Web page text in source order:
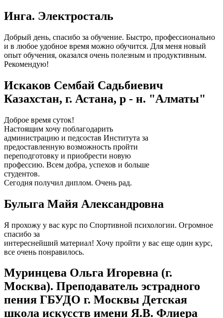
Инга. Электросталь
Добрый день, спасибо за обучение. Быстро, профессионально
и в любое удобное время можно обучится. Для меня новый
опыт обучения, оказался очень полезным и продуктивным.
Рекомендую!
Искаков Сембай Садьбиевич
Казахстан, г. Астана, р - н. "Алматы"
Доброе время суток!
Настоящим хочу поблагодарить
администрацию и педсостав Института за
предоставленную возможность пройти
переподготовку и приобрести новую
профессию. Всем добра, успехов и больше
студентов.
Сегодня получил диплом. Очень рад.
Булыга Майя Александровна
Я прохожу у вас курс по Спортивной психологии. Огромное
спасибо за
интереснейший материал! Хочу пройти у вас еще один курс,
все очень понравилось.
Муринцева Ольга Игоревна (г.
Москва). Преподаватель эстрадного
пения ГБУДО г. Москвы Детская
школа искусств имени Я.В. Флиера